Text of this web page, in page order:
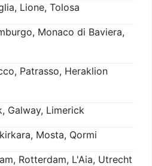
Lione, Tolosa
Monaco di Baviera,
Patrasso, Heraklion
Galway, Limerick
Mosta, Qormi
Rotterdam, L'Aia, Utrecht